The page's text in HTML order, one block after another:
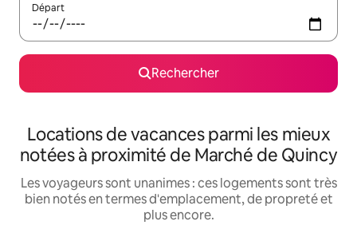
Départ
Rechercher
Locations de vacances parmi les mieux
notées à proximité de Marché de Quincy
Les voyageurs sont unanimes : ces logements sont très
bien notés en termes d'emplacement, de propreté et
plus encore.